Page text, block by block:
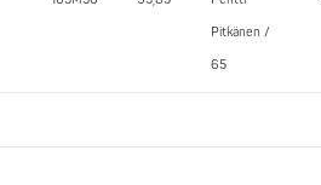
Pitkänen /
65